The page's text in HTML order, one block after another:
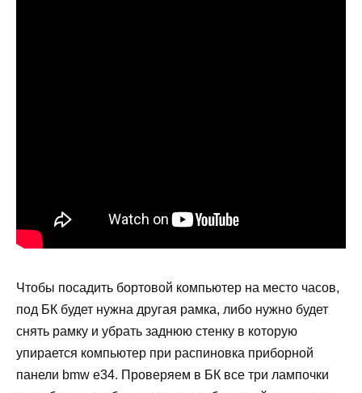
Чтобы посадить бортовой компьютер на место часов,
под БК будет нужна другая рамка, либо нужно будет
снять рамку и убрать заднюю стенку в которую
упирается компьютер при распиновка приборной
панели bmw e34. Проверяем в БК все три лампочки